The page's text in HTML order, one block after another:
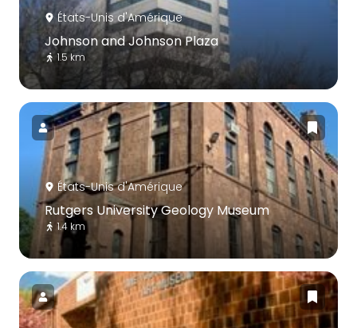
États-Unis d'Amérique
Johnson and Johnson Plaza
1.5 km
États-Unis d'Amérique
Rutgers University Geology Museum
1.4 km